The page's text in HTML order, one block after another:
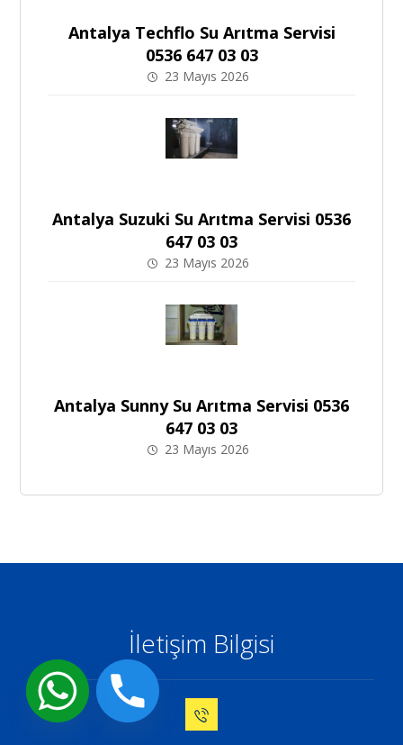
Antalya Techflo Su Arıtma Servisi
0536 647 03 03
23 Mayıs 2026
Antalya Suzuki Su Arıtma Servisi 0536
647 03 03
23 Mayıs 2026
Antalya Sunny Su Arıtma Servisi 0536
647 03 03
23 Mayıs 2026
İletişim Bilgisi